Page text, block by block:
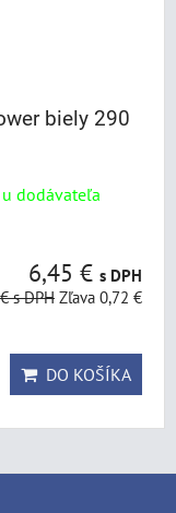
biely 290
dodávateľa
6,45 € s DPH
€s DPH Zľava 0,72 €
DO KOŠÍKA